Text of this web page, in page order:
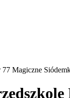
77 Magiczne